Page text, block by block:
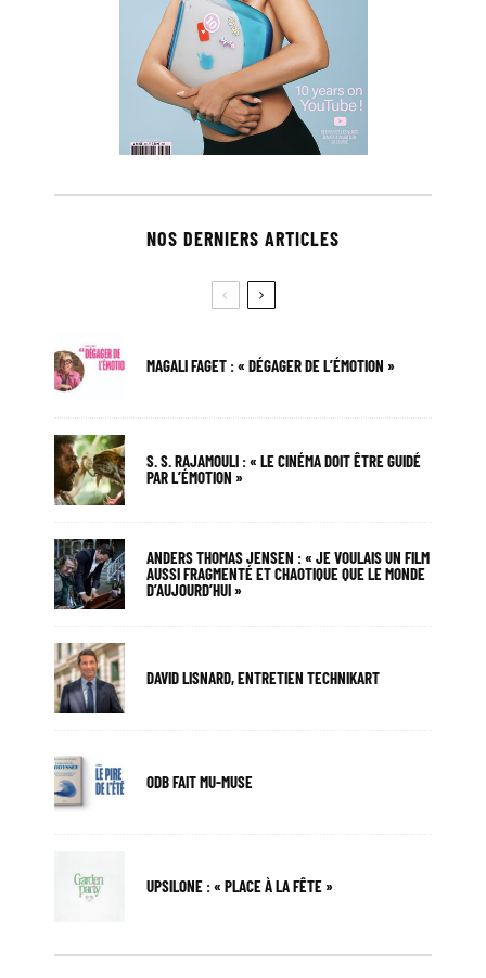
NOS DERNIERS ARTICLES
MAGALI FAGET : « DÉGAGER DE L’ÉMOTION »
S. S. RAJAMOULI : « LE CINÉMA DOIT ÊTRE GUIDÉ
PAR L’ÉMOTION »
ANDERS THOMAS JENSEN : « JE VOULAIS UN FILM
AUSSI FRAGMENTÉ ET CHAOTIQUE QUE LE MONDE
D’AUJOURD’HUI »
DAVID LISNARD, ENTRETIEN TECHNIKART
ODB FAIT MU-MUSE
UPSILONE : « PLACE À LA FÊTE »